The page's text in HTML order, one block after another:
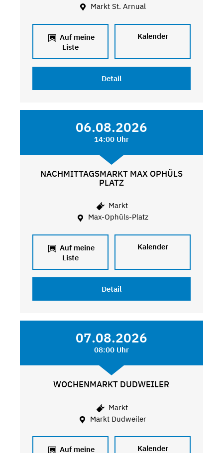
Markt St. Arnual
Auf meine
Liste
Kalender
Detail
06.08.2026
14:00 Uhr
NACHMITTAGSMARKT MAX OPHÜLS
PLATZ
Markt
Max-Ophüls-Platz
Auf meine
Liste
Kalender
Detail
07.08.2026
08:00 Uhr
WOCHENMARKT DUDWEILER
Markt
Markt Dudweiler
Auf meine
Kalender